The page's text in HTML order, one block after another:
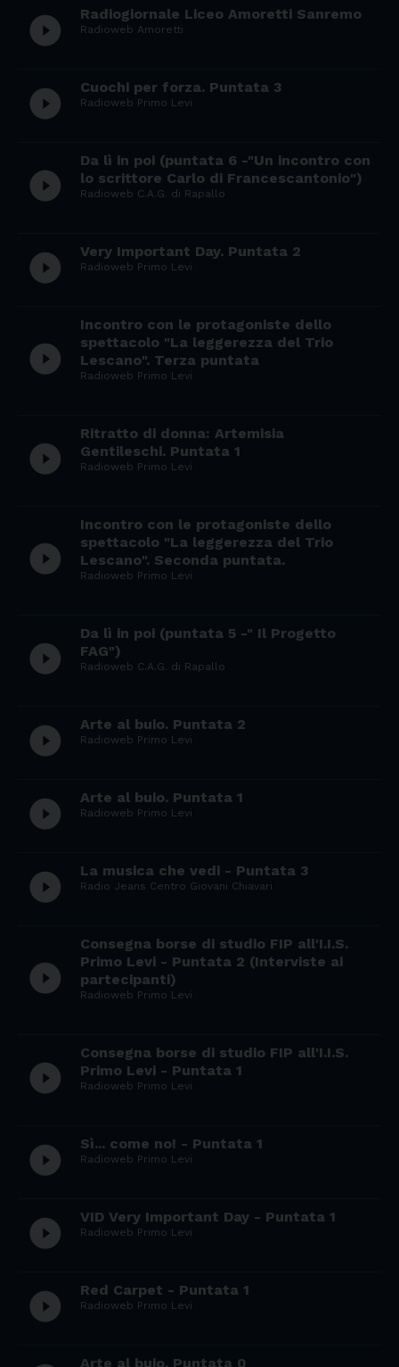
play_circle_filled Radiogiornale Liceo Amoretti Sanremo
Radioweb Amoretti
play_circle_filled Cuochi per forza. Puntata 3
Radioweb Primo Levi
play_circle_filled
Da lì in poi (puntata 6 -"Un incontro con
lo scrittore Carlo di Francescantonio")
Radioweb C.A.G. di Rapallo
play_circle_filled Very Important Day. Puntata 2
Radioweb Primo Levi
play_circle_filled
Incontro con le protagoniste dello
spettacolo "La leggerezza del Trio
Lescano". Terza puntata
Radioweb Primo Levi
play_circle_filled
Ritratto di donna: Artemisia
Gentileschi. Puntata 1
Radioweb Primo Levi
play_circle_filled
Incontro con le protagoniste dello
spettacolo "La leggerezza del Trio
Lescano". Seconda puntata.
Radioweb Primo Levi
play_circle_filled
Da lì in poi (puntata 5 -" Il Progetto
FAG")
Radioweb C.A.G. di Rapallo
play_circle_filled Arte al buio. Puntata 2
Radioweb Primo Levi
play_circle_filled Arte al buio. Puntata 1
Radioweb Primo Levi
play_circle_filled La musica che vedi - Puntata 3
Radio Jeans Centro Giovani Chiavari
play_circle_filled
Consegna borse di studio FIP all'I.I.S.
Primo Levi - Puntata 2 (Interviste ai
partecipanti)
Radioweb Primo Levi
play_circle_filled
Consegna borse di studio FIP all'I.I.S.
Primo Levi - Puntata 1
Radioweb Primo Levi
play_circle_filled Sì... come no! - Puntata 1
Radioweb Primo Levi
play_circle_filled VID Very Important Day - Puntata 1
Radioweb Primo Levi
play_circle_filled Red Carpet - Puntata 1
Radioweb Primo Levi
Arte al buio. Puntata 0